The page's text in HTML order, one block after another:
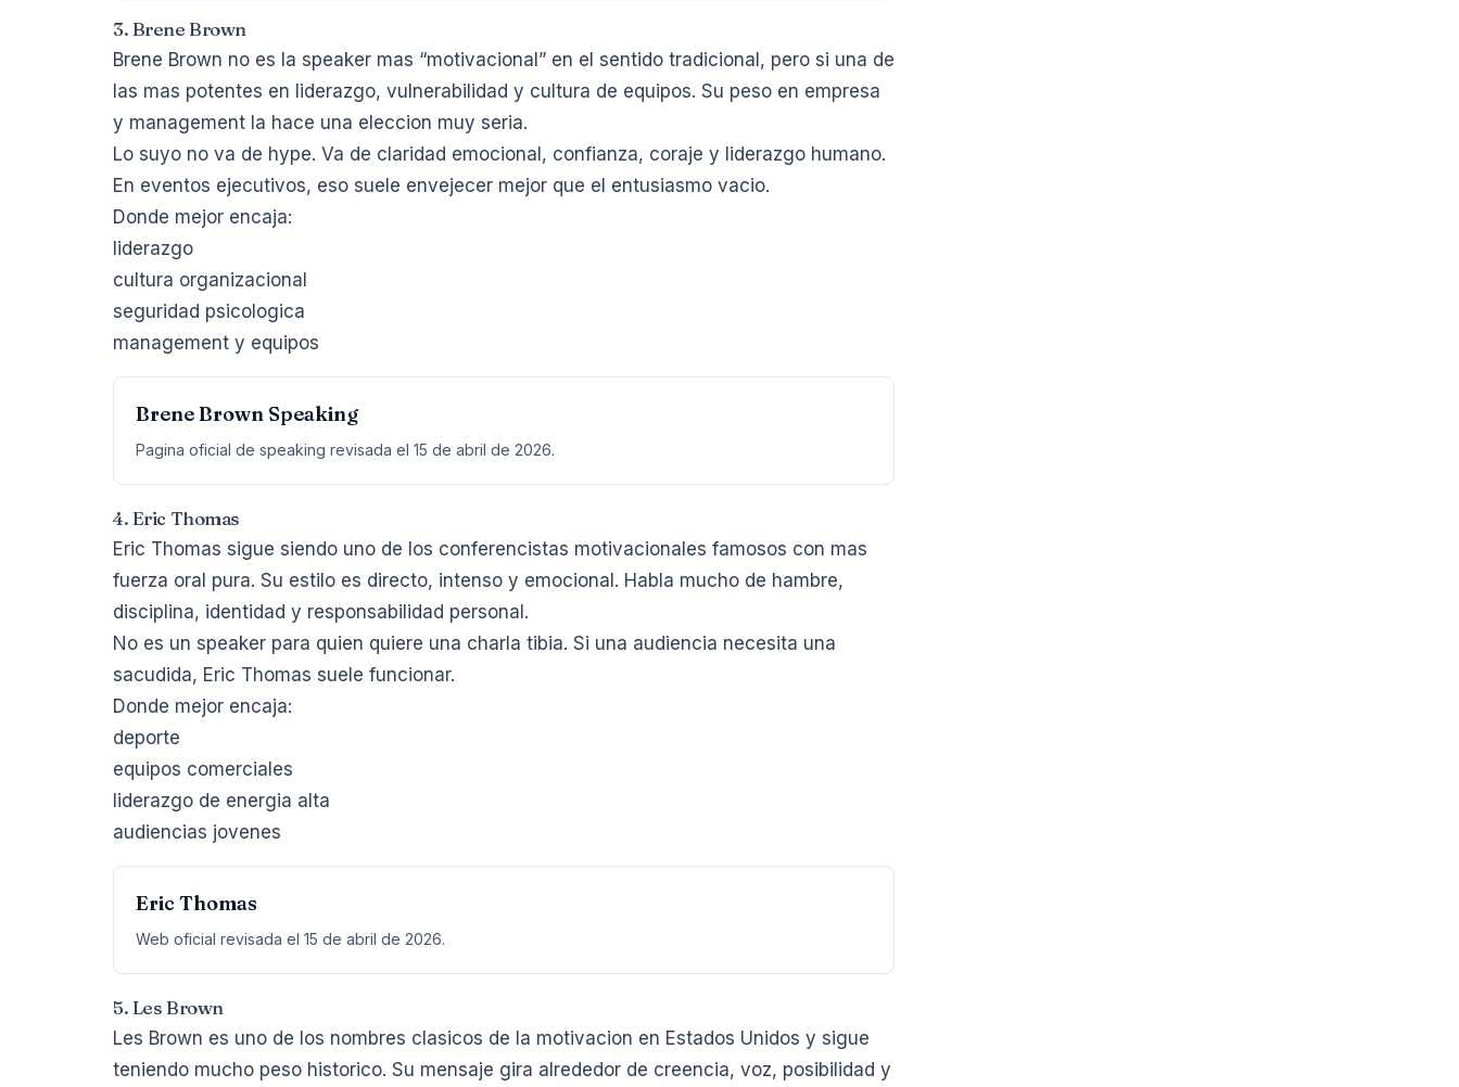
3. Brene Brown
Brene Brown no es la speaker mas “motivacional” en el sentido tradicional, pero si una de
las mas potentes en liderazgo, vulnerabilidad y cultura de equipos. Su peso en empresa
y management la hace una eleccion muy seria.
Lo suyo no va de hype. Va de claridad emocional, confianza, coraje y liderazgo humano.
En eventos ejecutivos, eso suele envejecer mejor que el entusiasmo vacio.
Donde mejor encaja:
liderazgo
cultura organizacional
seguridad psicologica
management y equipos
Brene Brown Speaking
Pagina oficial de speaking revisada el 15 de abril de 2026.
4. Eric Thomas
Eric Thomas sigue siendo uno de los conferencistas motivacionales famosos con mas
fuerza oral pura. Su estilo es directo, intenso y emocional. Habla mucho de hambre,
disciplina, identidad y responsabilidad personal.
No es un speaker para quien quiere una charla tibia. Si una audiencia necesita una
sacudida, Eric Thomas suele funcionar.
Donde mejor encaja:
deporte
equipos comerciales
liderazgo de energia alta
audiencias jovenes
Eric Thomas
Web oficial revisada el 15 de abril de 2026.
5. Les Brown
Les Brown es uno de los nombres clasicos de la motivacion en Estados Unidos y sigue
teniendo mucho peso historico. Su mensaje gira alrededor de creencia, voz, posibilidad y